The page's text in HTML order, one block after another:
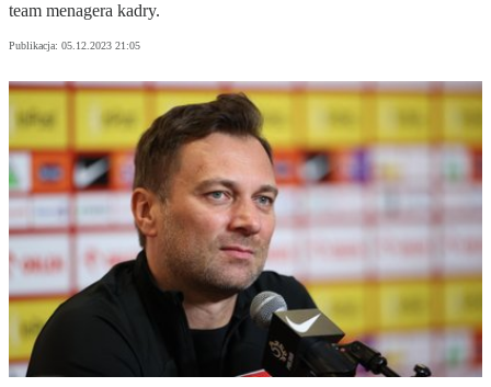
team menagera kadry.
Publikacja: 05.12.2023 21:05